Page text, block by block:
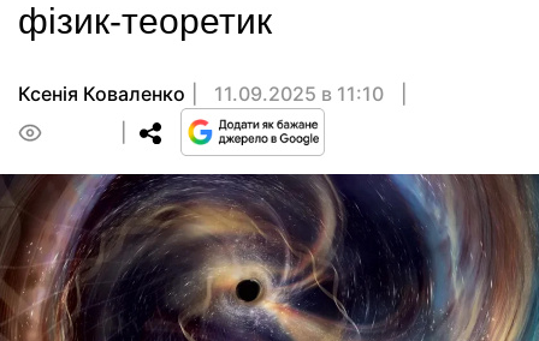
фізик-теоретик
Ксенія Коваленко
11.09.2025 в 11:10